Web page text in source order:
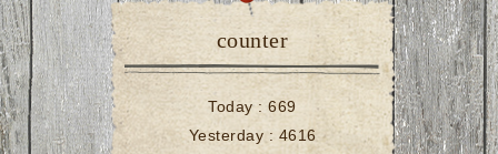
counter
Today :669
Yesterday : 4616